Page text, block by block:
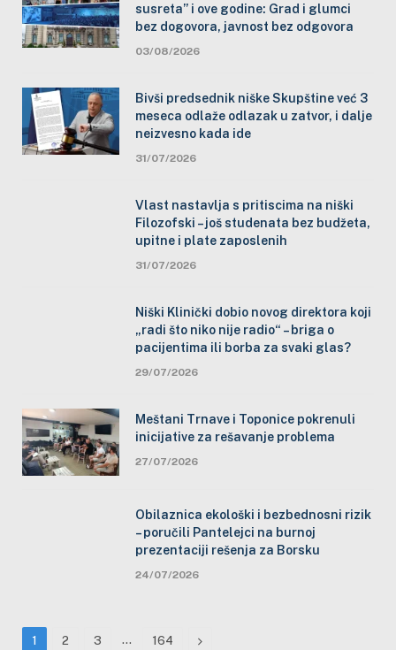
susreta” i ove godine: Grad i glumci
bez dogovora, javnost bez odgovora
03/08/2026
Bivši predsednik niške Skupštine već 3
meseca odlaže odlazak u zatvor, i dalje
neizvesno kada ide
31/07/2026
Vlast nastavlja s pritiscima na niški
Filozofski – još studenata bez budžeta,
upitne i plate zaposlenih
31/07/2026
Niški Klinički dobio novog direktora koji
„radi što niko nije radio“ – briga o
pacijentima ili borba za svaki glas?
29/07/2026
Meštani Trnave i Toponice pokrenuli
inicijative za rešavanje problema
27/07/2026
Obilaznica ekološki i bezbednosni rizik
– poručili Pantelejci na burnoj
prezentaciji rešenja za Borsku
24/07/2026
1 2 3 … 164 Next